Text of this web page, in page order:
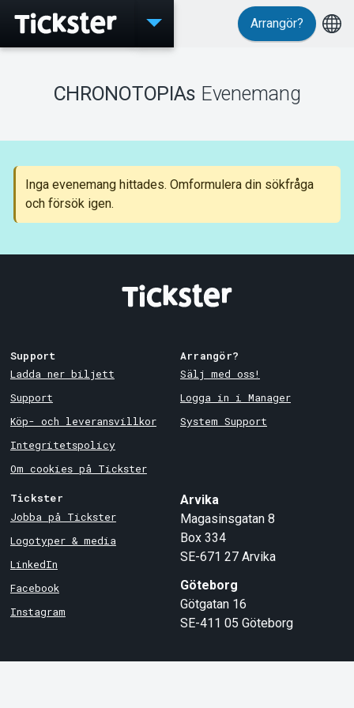
Evenemang
Support
Om Tickster
Arrangör?
CHRONOTOPIAs Evenemang
Inga evenemang hittades. Omformulera din sökfråga
och försök igen.
Support
Ladda ner biljett
Support
Köp- och leveransvillkor
Integritetspolicy
Om cookies på Tickster
Arrangör?
Sälj med oss!
Logga in i Manager
System Support
Tickster
Jobba på Tickster
Logotyper & media
LinkedIn
Facebook
Instagram
Arvika
Magasinsgatan 8
Box 334
SE-671 27 Arvika
Göteborg
Götgatan 16
SE-411 05 Göteborg